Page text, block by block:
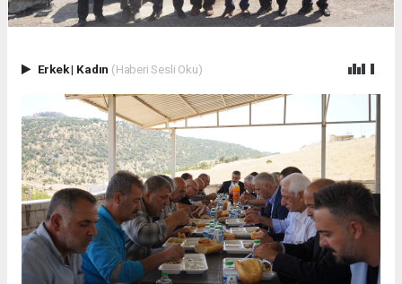
Erkek| Kadın (Haberi Sesli Oku)